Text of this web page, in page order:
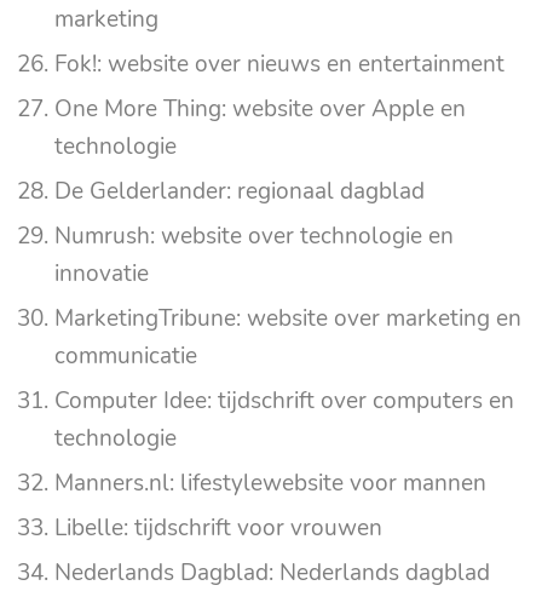
marketing
Fok!: website over nieuws en entertainment
One More Thing: website over Apple en
technologie
De Gelderlander: regionaal dagblad
Numrush: website over technologie en
innovatie
MarketingTribune: website over marketing en
communicatie
Computer Idee: tijdschrift over computers en
technologie
Manners.nl: lifestylewebsite voor mannen
Libelle: tijdschrift voor vrouwen
Nederlands Dagblad: Nederlands dagblad